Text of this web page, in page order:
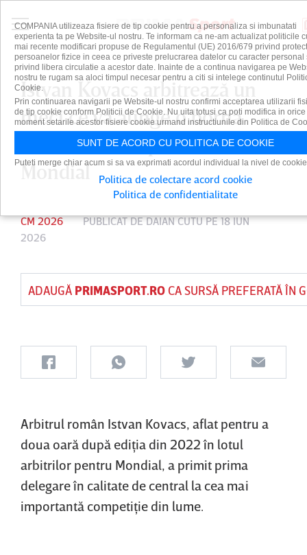
Istvan Kovacs arbitrează un
meci ce va atinge o bornă
istorică la Campionatul
Mondial
CM 2026 PUBLICAT DEDAIAN CUTUPE 18 IUN
2026
ADAUGĂ PRIMASPORT.ROCA SURSĂ PREFERATĂ ÎN
Arbitrul român Istvan Kovacs, aflat pentru a
doua oară după ediţia din 2022 în lotul
arbitrilor pentru Mondial, a primit prima
delegare în calitate de central la cea mai
importantă competiţie din lume.
COMPANIA utilizeaza fisiere de tip cookie pentru a personaliza si imbunatati
experienta ta pe Website-ul nostru. Te informam ca ne-am actualizat politicile
mai recente modificari propuse de Regulamentul (UE) 2016/679 privind
persoanelor fizice in ceea ce priveste prelucrarea datelor cu caracter personal
privind libera circulatie a acestor date. Inainte de a continua navigarea pe
nostru te rugam sa aloci timpul necesar pentru a citi si intelege continutul
Cookie.
Prin continuarea navigarii pe Website-ul nostru confirmi acceptarea utilizarii
de tip cookie conform Politicii de Cookie. Nu uita totusi ca poti modifica in orice
moment setarile acestor fisiere cookie urmand instructiunile din Politica de
SUNT DE ACORD CU POLITICA DE COOKIE
Puteti merge chiar acum si sa va exprimati acordul individual la nivel de
Politica de colectare acord cookie
Politica de confidentialitate